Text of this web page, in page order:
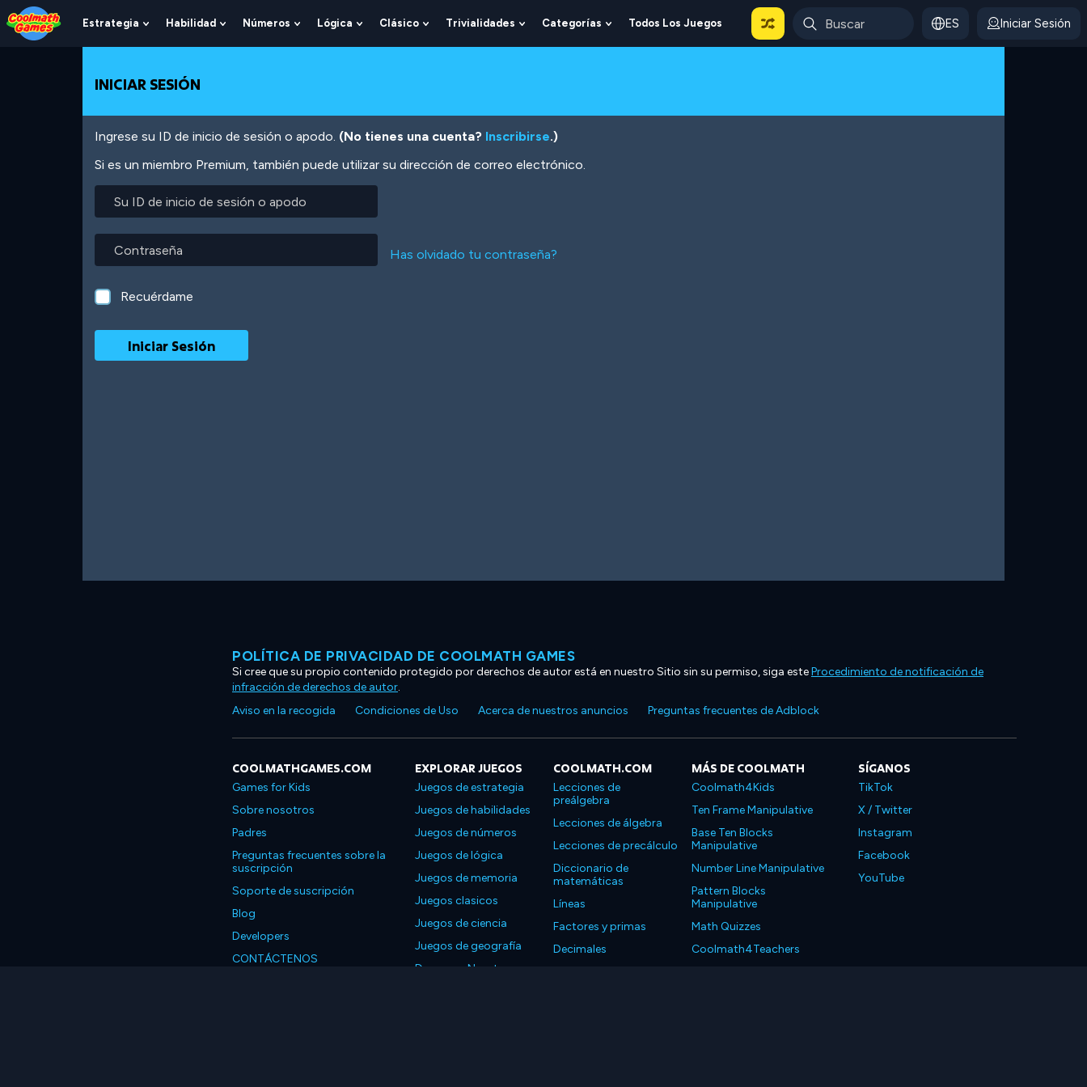
Skip
to
Top
Skip
to
Navigation
Skip
to
Main
Skip
to
Footer
Pasar
al
contenido
Estrategia
Show
Submenu
Estrategia
Habilidad
Show
Submenu
Números
Show
Submenu
Lógica
Show
Submenu
Clásico
Show
Submenu
Trivialidades
Show
Submenu
Categorías
Show
Submenu
Todos Los Juegos ES Iniciar Sesión
INICIAR SESIÓN
Ingrese su ID de inicio de sesión o apodo. (No tienes una cuenta? Inscribirse.)
Si es un miembro Premium, también puede utilizar su dirección de correo electrónico.
inicio
sesión
o
apodo
Has olvidado tu contraseña?
Recuérdame
POLÍTICA DE PRIVACIDAD DE COOLMATH GAMES
Si cree que su propio contenido protegido por derechos de autor está en nuestro Sitio sin su permiso, siga esteProcedimiento de notificación de
infracción de derechos de autor.
Aviso en la recogida
Condiciones de Uso Acerca de nuestros anuncios Preguntas frecuentes de Adblock
COOLMATHGAMES.COM
Games for Kids
Sobre nosotros
Padres
Preguntas frecuentes sobre la
suscripción
Soporte de suscripción
Blog
Developers
CONTÁCTENOS
EXPLORAR JUEGOS
Juegos de estrategia
Juegos de habilidades
Juegos de números
Juegos de lógica
Juegos de memoria
Juegos clasicos
Juegos de ciencia
Juegos de geografía
Descarga Nuestras
COOLMATH.COM
Lecciones de
preálgebra
Lecciones de álgebra
Lecciones de precálculo
Diccionario de
matemáticas
Líneas
Factores y primas
Decimales
MÁS DE COOLMATH
Coolmath4Kids
Ten Frame Manipulative
Base Ten Blocks
Manipulative
Number Line Manipulative
Pattern Blocks
Manipulative
Math Quizzes
Coolmath4Teachers
SÍGANOS
TikTok
X / Twitter
Instagram
Facebook
YouTube